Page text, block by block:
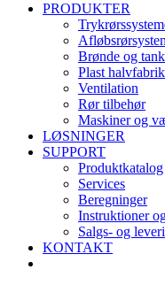
PRODUKTER
Brønde og
Plast
Ventilation
Rør tilbehør
Maskiner og
LØSNINGER
SUPPORT
Produktkatalog
Services
Beregninger
Instruktioner
Salgs- og
KONTAKT